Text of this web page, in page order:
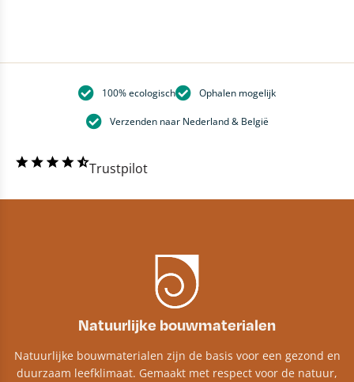
100% ecologisch Ophalen mogelijk
Verzenden naar Nederland & België
Trustpilot
Natuurlijke bouwmaterialen
Natuurlijke bouwmaterialen zijn de basis voor een gezond en
duurzaam leefklimaat. Gemaakt met respect voor de natuur,